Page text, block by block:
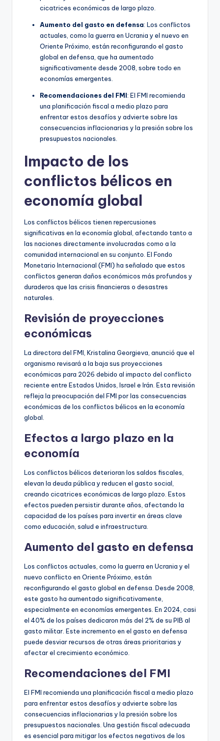
cicatrices económicas de largo plazo.
Aumento del gasto en defensa: Los conflictos
actuales, como la guerra en Ucrania y el nuevo en
Oriente Próximo, están reconfigurando el gasto
global en defensa, que ha aumentado
significativamente desde 2008, sobre todo en
economías emergentes.
Recomendaciones del FMI: El FMI recomienda
una planificación fiscal a medio plazo para
enfrentar estos desafíos y advierte sobre las
consecuencias inflacionarias y la presión sobre los
presupuestos nacionales.
Impacto de los
conflictos bélicos en
economía global
Los conflictos bélicos tienen repercusiones
significativas en la economía global, afectando tanto a
las naciones directamente involucradas como a la
comunidad internacional en su conjunto. El Fondo
Monetario Internacional (FMI) ha señalado que estos
conflictos generan daños económicos más profundos y
duraderos que las crisis financieras o desastres
naturales.
Revisión de proyecciones
económicas
La directora del FMI, Kristalina Georgieva, anunció que el
organismo revisará a la baja sus proyecciones
económicas para 2026 debido al impacto del conflicto
reciente entre Estados Unidos, Israel e Irán. Esta revisión
refleja la preocupación del FMI por las consecuencias
económicas de los conflictos bélicos en la economía
global.
Efectos a largo plazo en la
economía
Los conflictos bélicos deterioran los saldos fiscales,
elevan la deuda pública y reducen el gasto social,
creando cicatrices económicas de largo plazo. Estos
efectos pueden persistir durante años, afectando la
capacidad de los países para invertir en áreas clave
como educación, salud e infraestructura.
Aumento del gasto en defensa
Los conflictos actuales, como la guerra en Ucrania y el
nuevo conflicto en Oriente Próximo, están
reconfigurando el gasto global en defensa. Desde 2008,
este gasto ha aumentado significativamente,
especialmente en economías emergentes. En 2024, casi
el 40% de los países dedicaron más del 2% de su PIB al
gasto militar. Este incremento en el gasto en defensa
puede desviar recursos de otras áreas prioritarias y
afectar el crecimiento económico.
Recomendaciones del FMI
El FMI recomienda una planificación fiscal a medio plazo
para enfrentar estos desafíos y advierte sobre las
consecuencias inflacionarias y la presión sobre los
presupuestos nacionales. Una gestión fiscal adecuada
es esencial para mitigar los efectos negativos de los